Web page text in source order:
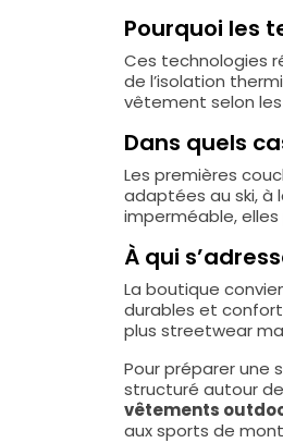
Pourquoi les
Ces technologies
de l’isolation
vêtement selon
Dans quels
Les premières
adaptées au ski, à
imperméable,
À qui
La boutique
durables et
plus streetwear
Pour préparer une
structuré autour
vêtements
aux sports de